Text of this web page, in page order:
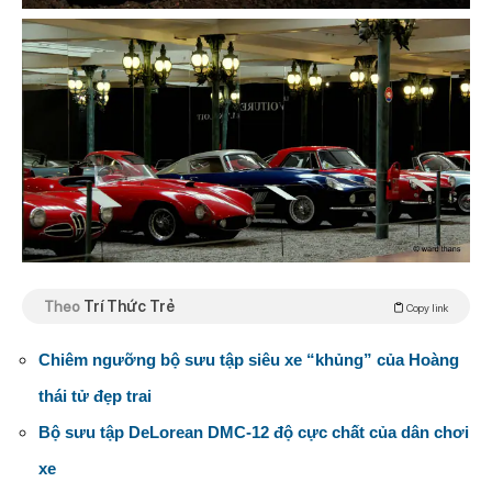
Theo Trí Thức Trẻ Copy link
Chiêm ngưỡng bộ sưu tập siêu xe “khủng” của Hoàng
thái tử đẹp trai
Bộ sưu tập DeLorean DMC-12 độ cực chất của dân chơi
xe